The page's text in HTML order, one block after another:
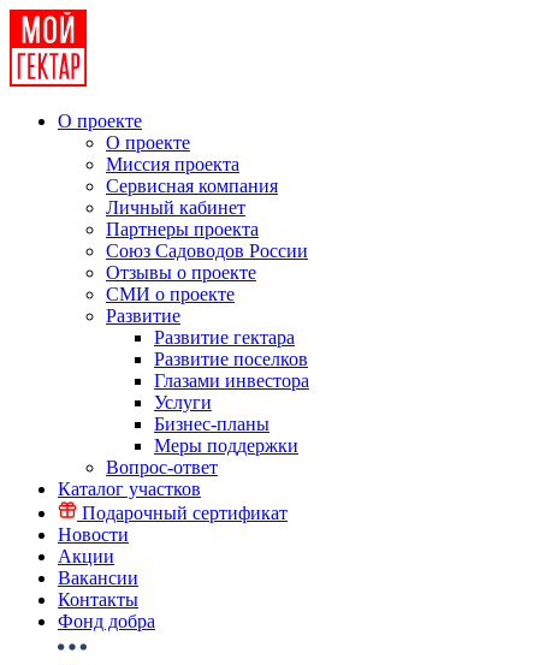
О проекте
О проекте
Миссия проекта
Сервисная компания
Личный кабинет
Партнеры проекта
Союз Садоводов России
Отзывы о проекте
СМИ о проекте
Развитие
Развитие гектара
Развитие поселков
Глазами инвестора
Услуги
Бизнес-планы
Меры поддержки
Вопрос-ответ
Каталог участков
Подарочный сертификат
Новости
Акции
Вакансии
Контакты
Фонд добра